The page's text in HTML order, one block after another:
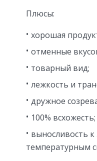
Плюсы:
хорошая
отменные
товарный вид;
лежкость и
дружное
100% всхожесть;
выносливость к
температурным